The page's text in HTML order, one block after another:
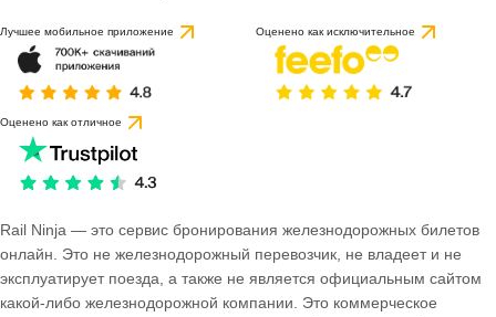
Лучшее мобильное приложение Оценено как исключительное
Оценено как отличное
Rail Ninja — это сервис бронирования железнодорожных билетов
онлайн. Это не железнодорожный перевозчик, не владеет и не
эксплуатирует поезда, а также не является официальным сайтом
какой-либо железнодорожной компании. Это коммерческое